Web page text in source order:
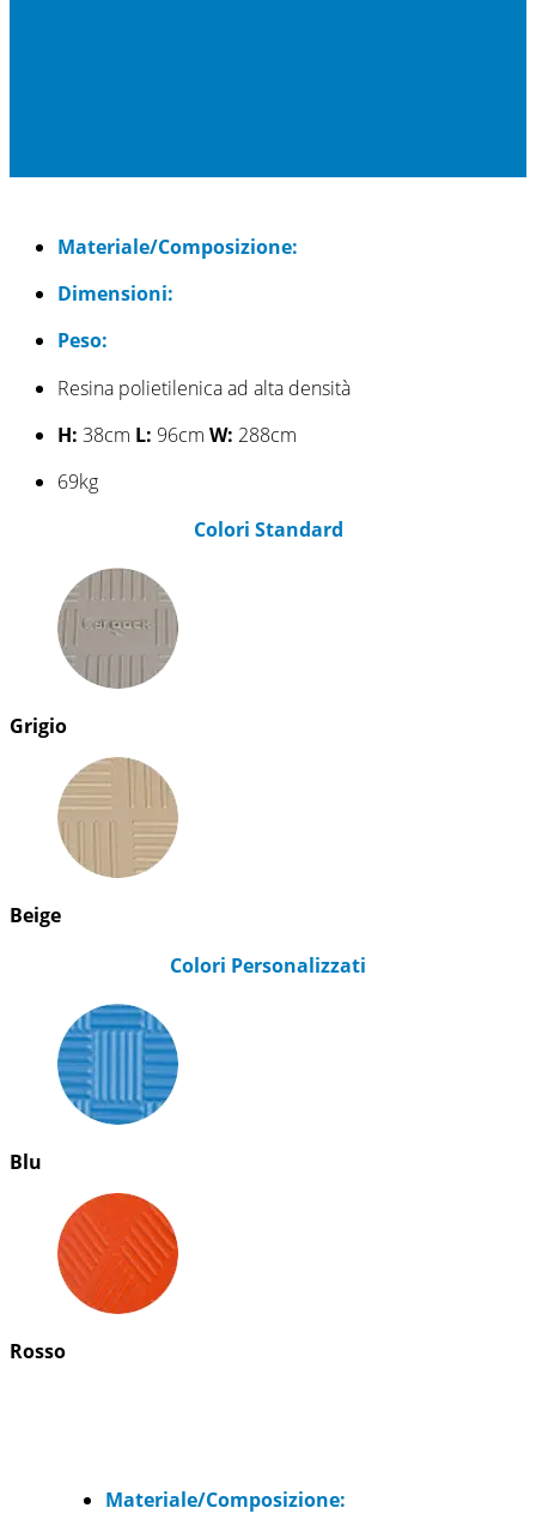
Materiale/Composizione:
Dimensioni:
Peso:
Resina polietilenica ad alta densità
H: 38cm L: 96cm W: 288cm
69kg
Colori Standard
Grigio
Beige
Colori Personalizzati
Blu
Rosso
Materiale/Composizione: